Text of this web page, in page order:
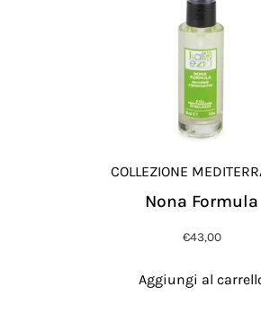
COLLEZIONE
Nona Formula
€43,00
Aggiungi al